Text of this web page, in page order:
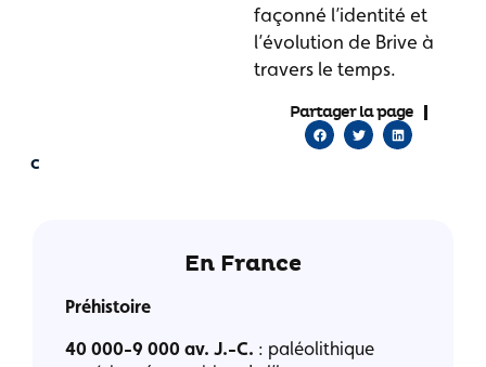
façonné l’identité et
l’évolution de Brive à
travers le temps.
Partager la page
En France
Préhistoire
40 000-9 000 av. J.-C. : paléolithique